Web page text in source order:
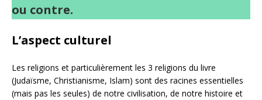
ou contre.
L’aspect culturel
Les religions et particulièrement les 3 religions du livre
(Judaïsme, Christianisme, Islam) sont des racines essentielles
(mais pas les seules) de notre civilisation, de notre histoire et